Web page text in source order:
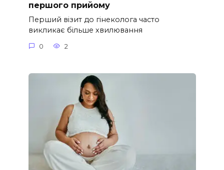
першого прийому
Перший візит до гінеколога часто
викликає більше хвилювання
0 2